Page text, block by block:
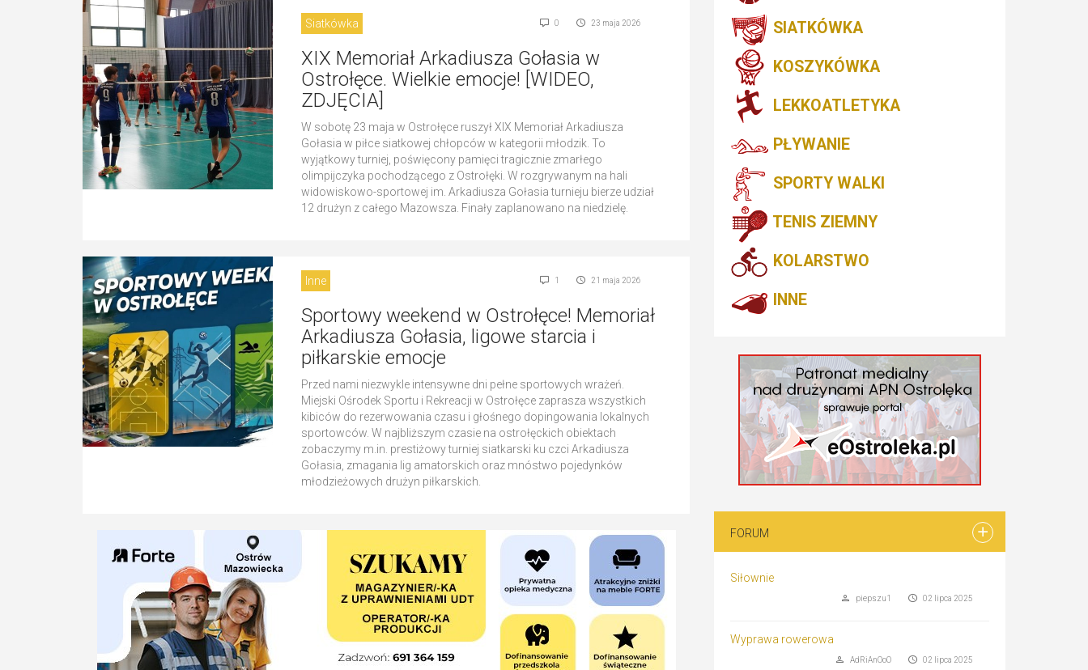
Siatkówka 23 maja 2026
0
XIX Memoriał Arkadiusza Gołasia w
Ostrołęce. Wielkie emocje! [WIDEO,
ZDJĘCIA]
W sobotę 23 maja w Ostrołęce ruszył XIX Memoriał Arkadiusza
Gołasia w piłce siatkowej chłopców w kategorii młodzik. To
wyjątkowy turniej, poświęcony pamięci tragicznie zmarłego
olimpijczyka pochodzącego z Ostrołęki. W rozgrywanym na hali
widowiskowo-sportowej im. Arkadiusza Gołasia turnieju bierze udział
12 drużyn z całego Mazowsza. Finały zaplanowano na niedzielę.
Inne 21 maja 2026
1
Sportowy weekend w Ostrołęce! Memoriał
Arkadiusza Gołasia, ligowe starcia i
piłkarskie emocje
Przed nami niezwykle intensywne dni pełne sportowych wrażeń.
Miejski Ośrodek Sportu i Rekreacji w Ostrołęce zaprasza wszystkich
kibiców do rezerwowania czasu i głośnego dopingowania lokalnych
sportowców. W najbliższym czasie na ostrołęckich obiektach
zobaczymy m.in. prestiżowy turniej siatkarski ku czci Arkadiusza
Gołasia, zmagania lig amatorskich oraz mnóstwo pojedynków
młodzieżowych drużyn piłkarskich.
SIATKÓWKA
KOSZYKÓWKA
LEKKOATLETYKA
PŁYWANIE
SPORTY WALKI
TENIS ZIEMNY
KOLARSTWO
INNE
FORUM
Siłownie
02 lipca 2025
piepszu1
Wyprawa rowerowa
02 lipca 2025
AdRiAnOoO